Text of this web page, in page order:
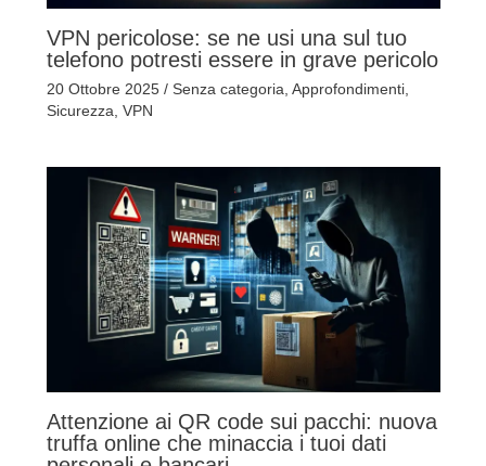
VPN pericolose: se ne usi una sul tuo
telefono potresti essere in grave pericolo
20 Ottobre 2025 / Senza categoria Approfondimenti,
Sicurezza VPN
Attenzione ai QR code sui pacchi: nuova
truffa online che minaccia i tuoi dati